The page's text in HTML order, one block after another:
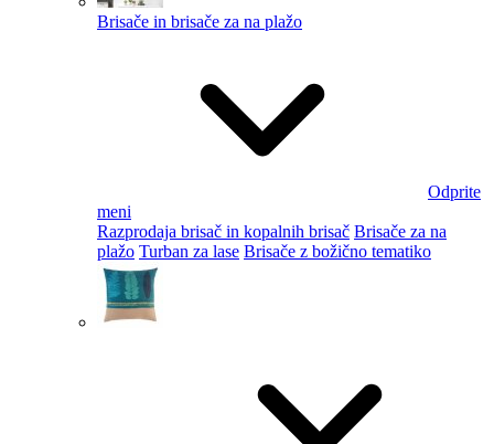
Brisače in brisače za na plažo
Odprite
meni
Razprodaja brisač in kopalnih brisač Brisače za na
plažo Turban za lase Brisače z božično tematiko